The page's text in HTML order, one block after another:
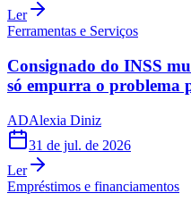
Ler
Ferramentas e Serviços
Consignado do INSS
só empurra o problema
ADAlexia Diniz
31 de jul. de 2026
Ler
Empréstimos e financiamentos